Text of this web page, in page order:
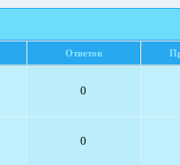
Ответов
0
0